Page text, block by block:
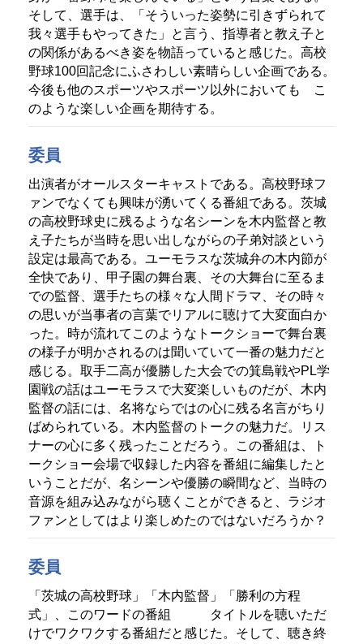
そして、選手は、「そういった姿勢に引きずられて
我々選手もやってきた」と言う、指導者と教え子と
の関係があるべき姿を物語っていると感じた。高校
野球100回記念にふさわしい素晴らしい企画である。
今後も他のスポーツやスポーツ以外においても こ
のような楽しい企画を期待する。
委員
出演者がオールスターキャストである。高校野球フ
ァンでなくても興味が湧いてくる番組である。茨城
の高校野球史に残るような名シーンを木内監督と教
え子たちが当時を思い出しながらの子弟対談という
設定は最高である。ユーモラスな茨城弁の木内節が
全快であり、甲子園の舞台裏、その大舞台に至るま
での監督、選手たちの様々な人間ドラマ、その時々
の思いが当事者の言葉でリアルに聴けて大変面白か
った。時が流れてこのようなトークショーで舞台裏
の様子が明かされるのは聞いていて一番の魅力だと
感じる。取手二高が優勝した大会での箕島戦やPL学
園戦の話はユーモラスで大変楽しいものだが、木内
監督の話には、名将ならではの心に残る名言がちり
ばめられている。木内監督のトークの魅力だ。リス
ナーの心に多く残ったことだろう。この番組は、ト
ークショー会場で収録した内容を番組に編集したと
いうことだが、名シーンや優勝の瞬間など、当時の
音源を組み込みながら聴くことができると、ラジオ
ファンとしてはより楽しめたのではないだろうか？
委員
「茨城の高校野球」「木内監督」「勝利の方程
式」、このワードの番組 タイトルを聴いただ
けでワクワクする番組だと感じた。そして、聴き終